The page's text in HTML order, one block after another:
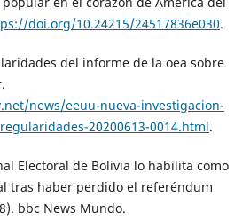
doi.org/10.24215/24517836e030.
del informe de la oea sobre
news/eeuu-nueva-investigacion-
20200613-0014.html.
Electoral de Bolivia lo habilita como
tras haber perdido el referéndum
bbc News Mundo.